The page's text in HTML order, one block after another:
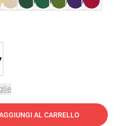
AL CARRELLO